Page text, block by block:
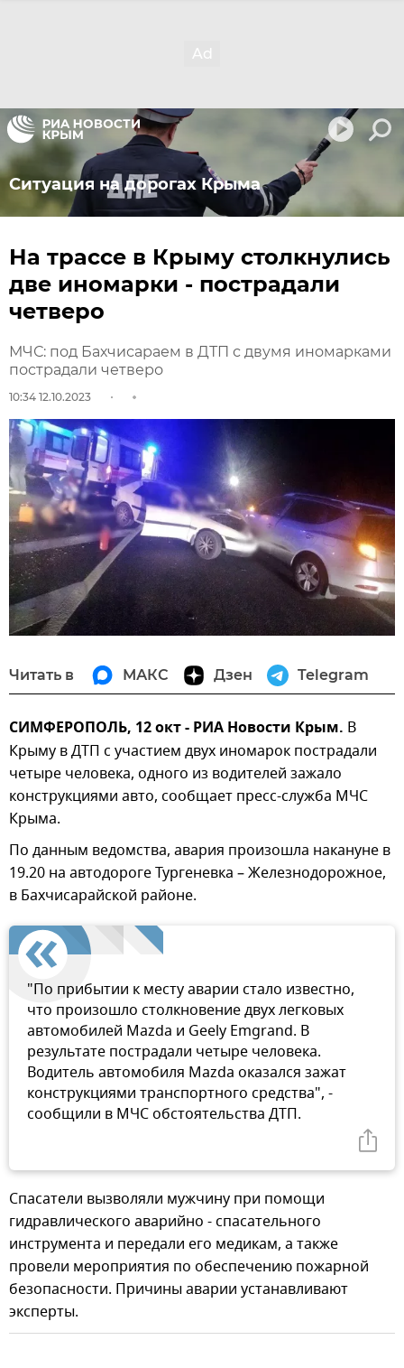
Ситуация на дорогах Крыма
На трассе в Крыму столкнулись
две иномарки - пострадали
четверо
МЧС: под Бахчисараем в ДТП с двумя иномарками
пострадали четверо
10:34 12.10.2023
Читать в МАКС Дзен Telegram
СИМФЕРОПОЛЬ, 12 окт - РИА Новости Крым. В
Крыму в ДТП с участием двух иномарок пострадали
четыре человека, одного из водителей зажало
конструкциями авто, сообщает пресс-служба МЧС
Крыма.
По данным ведомства, авария произошла накануне в
19.20 на автодороге Тургеневка – Железнодорожное,
в Бахчисарайской районе.
"По прибытии к месту аварии стало известно,
что произошло столкновение двух легковых
автомобилей Mazda и Geely Emgrand. В
результате пострадали четыре человека.
Водитель автомобиля Mazda оказался зажат
конструкциями транспортного средства", -
сообщили в МЧС обстоятельства ДТП.
Спасатели вызволяли мужчину при помощи
гидравлического аварийно - спасательного
инструмента и передали его медикам, а также
провели мероприятия по обеспечению пожарной
безопасности. Причины аварии устанавливают
эксперты.